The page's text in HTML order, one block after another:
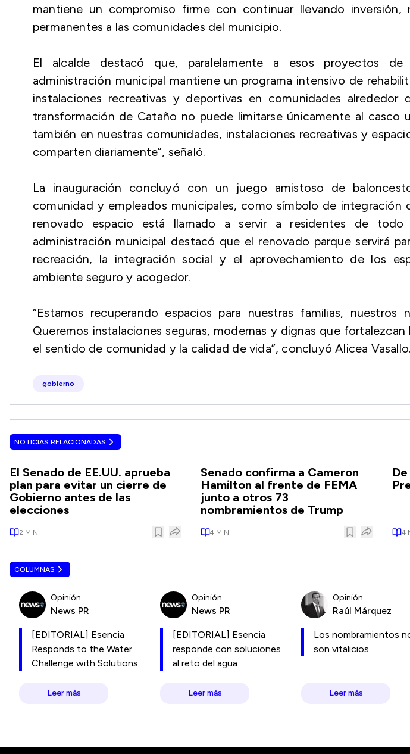
mantiene un compromiso firme con continuar llevando inversión,
permanentes a las comunidades del municipio.
El alcalde destacó que, paralelamente a esos proyectos de
administración municipal mantiene un programa intensivo de
instalaciones recreativas y deportivas en comunidades alrededor
transformación de Cataño no puede limitarse únicamente al casco
también en nuestras comunidades, instalaciones recreativas y
comparten diariamente”, señaló.
La inauguración concluyó con un juego amistoso de
comunidad y empleados municipales, como símbolo de integración
renovado espacio está llamado a servir a residentes de
administración municipal destacó que el renovado parque servirá
recreación, la integración social y el aprovechamiento de los
ambiente seguro y acogedor.
“Estamos recuperando espacios para nuestras familias, nuestros
Queremos instalaciones seguras, modernas y dignas que
el sentido de comunidad y la calidad de vida”, concluyó Alicea Vasallo.
gobierno
NOTICIAS RELACIONADAS
El Senado de EE.UU. aprueba
plan para evitar un cierre de
Gobierno antes de las
elecciones
2 MIN
Senado confirma a Cameron
Hamilton al frente de FEMA
junto a otros 73
nombramientos de Trump
4 MIN 4
COLUMNAS
Opinión
News PR
[EDITORIAL] Esencia
Responds to the Water
Challenge with Solutions
Leer más
Opinión
News PR
[EDITORIAL] Esencia
responde con soluciones
al reto del agua
Leer más
Opinión
Raúl Márquez
Los nombramientos
son vitalicios
Leer más